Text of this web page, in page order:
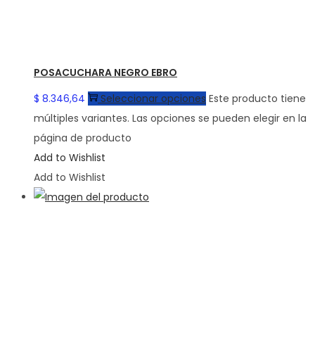
POSACUCHARA NEGRO EBRO
$ 8.346,64 Seleccionar opciones Este producto tiene
múltiples variantes. Las opciones se pueden elegir en la
página de producto
Add to Wishlist
Add to Wishlist